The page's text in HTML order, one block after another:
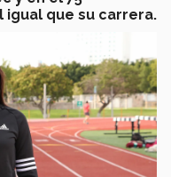
igual que su carrera.